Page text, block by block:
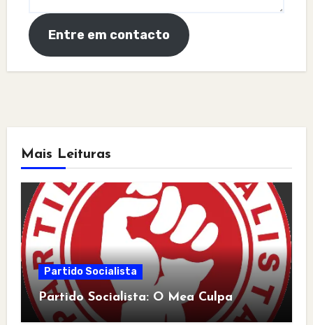
Entre em contacto
Mais Leituras
Partido Socialista
Partido Socialista: O Mea Culpa